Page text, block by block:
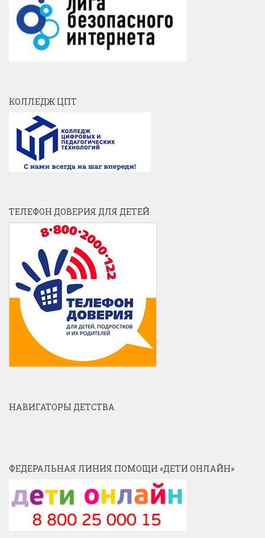
КОЛЛЕДЖ ЦПТ
ТЕЛЕФОН ДОВЕРИЯ ДЛЯ ДЕТЕЙ
НАВИГАТОРЫ ДЕТСТВА
ФЕДЕРАЛЬНАЯ ЛИНИЯ ПОМОЩИ «ДЕТИ ОНЛАЙН»